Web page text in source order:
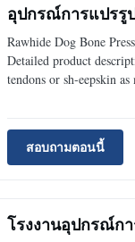
อุปกรณ์การแปรรู
Rawhide Dog Bone
Detailed product
tendons or sh-eepskin
สอบถามตอนนี้
โรงงานอุปกรณ์ก